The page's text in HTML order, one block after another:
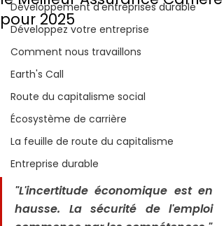
Développement d'entreprises durable
Développez votre entreprise
Comment nous travaillons
Earth's Call
Route du capitalisme social
Écosystème de carrière
La feuille de route du capitalisme
Entreprise durable
pour 2025
"L'incertitude économique est en
hausse. La sécurité de l'emploi